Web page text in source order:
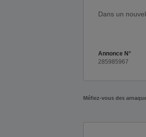
Dans un
Annonce N°
285985967
Méfiez-vous des